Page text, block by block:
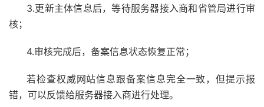
3.更新主体信息后，等待服务器接入商和省管局进行审
核；
4.审核完成后，备案信息状态恢复正常；
若检查权威网站信息跟备案信息完全一致，但提示报
错，可以反馈给服务器接入商进行处理。